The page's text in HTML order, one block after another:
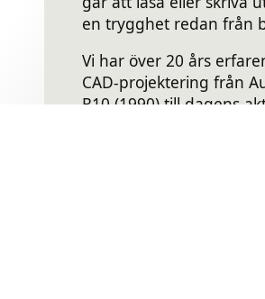
en trygghet redan från
Vi har över 20 års
CAD-projektering från
R10 (1990) till dagens